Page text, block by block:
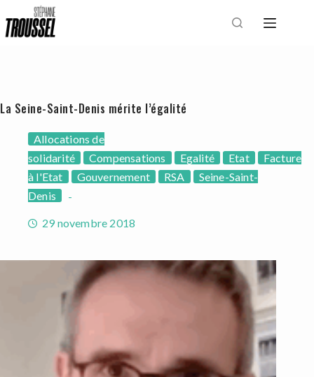
au
La Seine-Saint-Denis mérite l’égalité
Allocations de
solidarité
Compensations Egalité Etat
Facture
à l'Etat
Gouvernement RSA
Seine-Saint-
Denis
29 novembre 2018